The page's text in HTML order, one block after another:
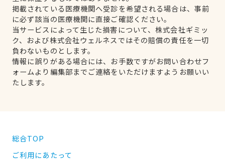
掲載されている医療機関へ受診を希望される場合は、事前
に必ず該当の医療機関に直接ご確認ください。
当サービスによって生じた損害について、株式会社ギミッ
ク、および株式会社ウェルネスではその賠償の責任を一切
負わないものとします。
情報に誤りがある場合には、お手数ですがお問い合わせフ
ォームより編集部までご連絡をいただけますようお願いい
たします。
総合TOP
ご利用にあたって